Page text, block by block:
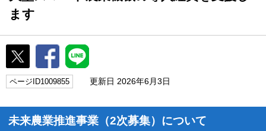
ます
ページID1009855 更新日 2026年6月3日
未来農業推進事業（2次募集）について